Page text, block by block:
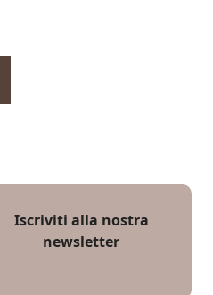
Iscriviti alla nostra
newsletter